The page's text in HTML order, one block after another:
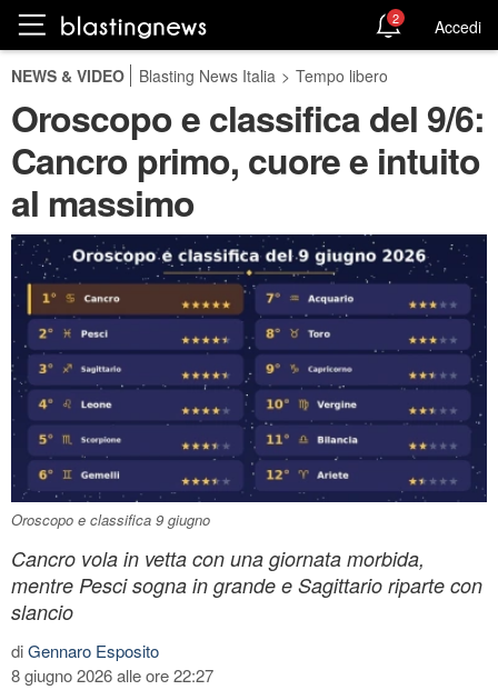
2 Accedi
NEWS & VIDEO Blasting News Italia > Tempo libero
Oroscopo e classifica del 9/6:
Cancro primo, cuore e intuito
al massimo
Oroscopo e classifica 9 giugno
Cancro vola in vetta con una giornata morbida,
mentre Pesci sogna in grande e Sagittario riparte con
slancio
diGennaro Esposito
8 giugno 2026 alle ore 22:27